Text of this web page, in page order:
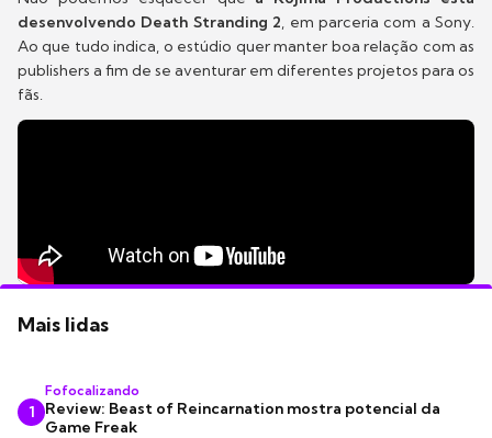
desenvolvendo Death Stranding 2, em parceria com a Sony.
Ao que tudo indica, o estúdio quer manter boa relação com as
publishers a fim de se aventurar em diferentes projetos para os
fãs.
Mais lidas
1
Fofocalizando
Review: Beast of Reincarnation mostra potencial da
Game Freak